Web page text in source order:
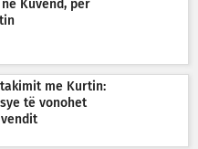
Kuvend, për
me Kurtin:
të vonohet